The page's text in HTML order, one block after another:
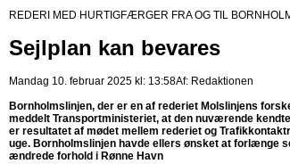
REDERI MED HURTIGFÆRGER FRA OG TIL
Sejlplan kan bevares
Mandag 10. februar 2025 kl: 13:58Af: Redaktionen
Bornholmslinjen, der er en af rederiet Molslinjens
meddelt Transportministeriet, at den nuværende
er resultatet af mødet mellem rederiet og
uge. Bornholmslinjen havde ellers ønsket at forlænge
ændrede forhold i Rønne Havn